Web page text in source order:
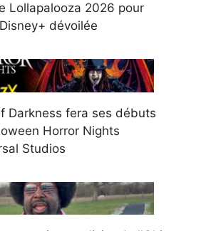
Lollapalooza 2026 pour
dévoilée
Darkness fera ses débuts
Horror Nights
Studios